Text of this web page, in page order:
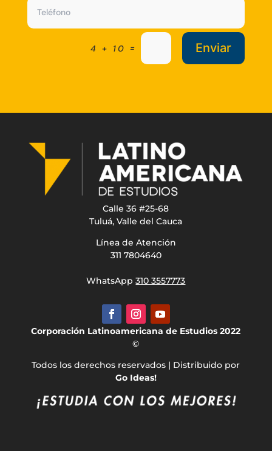
4 + 10 = Enviar
Calle 36 #25-68
Tuluá, Valle del Cauca
Línea de Atención
311 7804640
WhatsApp310 3557773
Corporación Latinoamericana de Estudios 2022
©
Todos los derechos reservados | Distribuido por
Go Ideas!